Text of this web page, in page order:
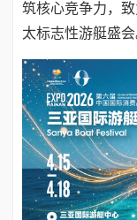
筑核心竞争力，
太标志性游艇盛会